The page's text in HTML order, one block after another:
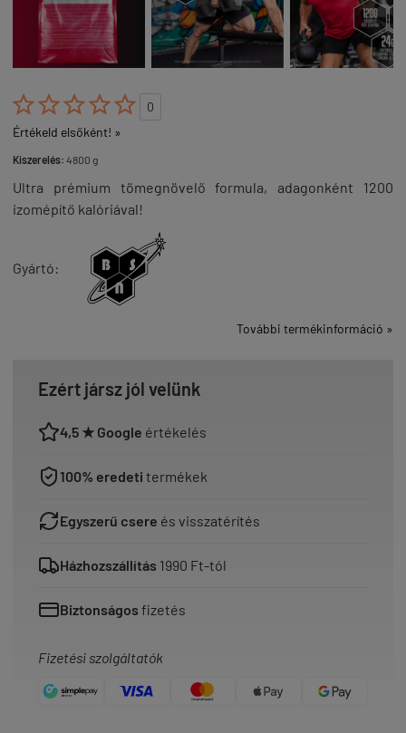

0
Értékeld elsőként! »
Kiszerelés: 4800 g
Ultra prémium tömegnövelő formula, adagonként 1200
izomépítő kalóriával!
Gyártó:
További termékinformáció »
Ezért jársz jól velünk
4,5 ★ Google értékelés
100% eredeti termékek
Egyszerű csere és visszatérítés
Házhozszállítás 1990 Ft-tól
Biztonságosfizetés
Fizetési szolgáltatók